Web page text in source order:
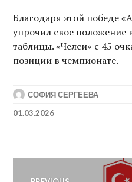
Благодаря этой победе
упрочил свое положение
таблицы. «Челси» с 45
позиции в чемпионате.
СОФИЯ СЕРГЕЕВА
01.03.2026
Post